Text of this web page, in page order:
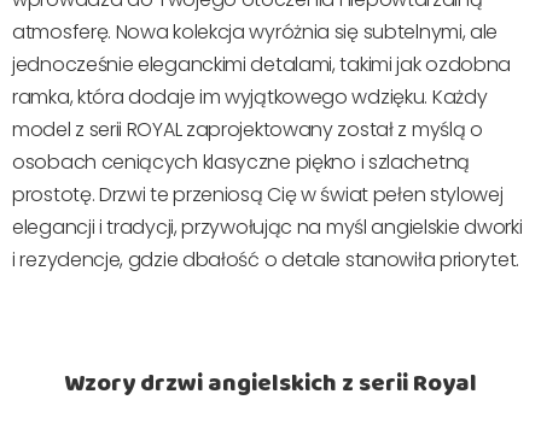
atmosferę. Nowa kolekcja wyróżnia się subtelnymi, ale
jednocześnie eleganckimi detalami, takimi jak ozdobna
ramka, która dodaje im wyjątkowego wdzięku. Każdy
model z serii ROYAL zaprojektowany został z myślą o
osobach ceniących klasyczne piękno i szlachetną
prostotę. Drzwi te przeniosą Cię w świat pełen stylowej
elegancji i tradycji, przywołując na myśl angielskie dworki
i rezydencje, gdzie dbałość o detale stanowiła priorytet.
Wzory drzwi angielskich z serii Royal